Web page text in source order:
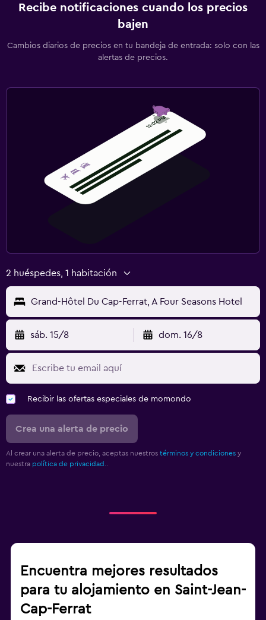
Recibe notificaciones cuando los precios
bajen
Cambios diarios de precios en tu bandeja de entrada: solo con las
alertas de precios.
2 huéspedes, 1 habitación
Grand-Hôtel Du Cap-Ferrat, A Four Seasons Hotel
sáb. 15/8 dom. 16/8
Recibir las ofertas especiales de momondo
Crea una alerta de precio
Al crear una alerta de precio, aceptas nuestros términos y condiciones y
nuestra política de privacidad.
Encuentra mejores resultados
para tu alojamiento en Saint-Jean-
Cap-Ferrat